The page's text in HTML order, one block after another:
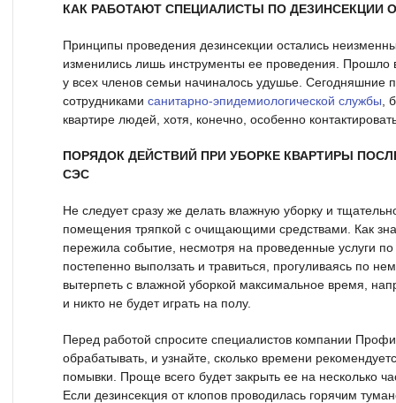
КАК РАБОТАЮТ СПЕЦИАЛИСТЫ ПО ДЕЗИНСЕКЦИИ
Принципы проведения дезинсекции остались
изменились лишь инструменты ее проведения. Прошло
у всех членов семьи начиналось удушье.
сотрудниками санитарно-эпидемиологической службы ,
квартире людей, хотя, конечно, особенно
ПОРЯДОК ДЕЙСТВИЙ ПРИ УБОРКЕ КВАРТИРЫ
СЭС
Не следует сразу же делать влажную уборку и
помещения тряпкой с очищающими средствами. Как
пережила событие, несмотря на проведенные услуги
постепенно выползать и травиться, прогуливаясь по
вытерпеть с влажной уборкой максимальное время,
и никто не будет играть на полу.
Перед работой спросите специалистов компании
обрабатывать, и узнайте, сколько времени
помывки. Проще всего будет закрыть ее на несколько
Если дезинсекция от клопов проводилась горячим